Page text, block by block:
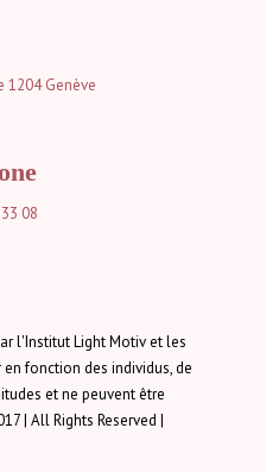
1204 Genève
08
l'Institut Light Motiv et les
fonction des individus, de
et ne peuvent être
| All Rights Reserved |